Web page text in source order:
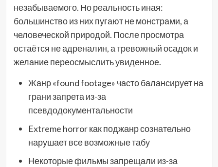
незабываемого. Но реальность иная:
большинство из них пугают не монстрами, а
человеческой природой. После просмотра
остаётся не адреналин, а тревожный осадок и
желание переосмыслить увиденное.
Жанр «found footage» часто балансирует на
грани запрета из-за
псевдодокументальности
Extreme horror как поджанр сознательно
нарушает все возможные табу
Некоторые фильмы запрещали из-за